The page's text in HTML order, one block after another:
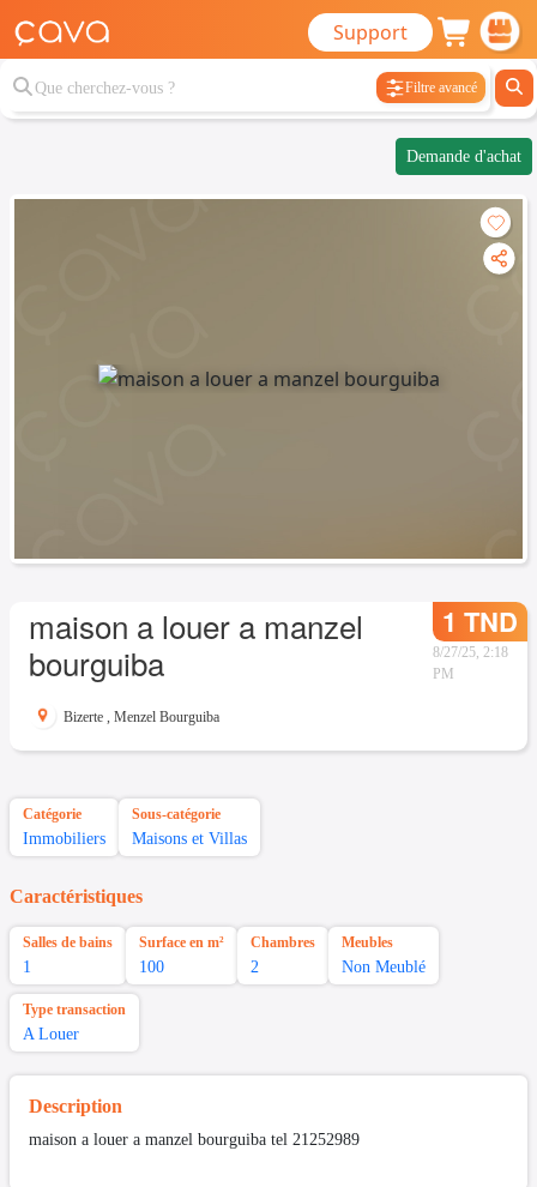
Support
Filtre avancé
Demande d'achat
maison a louer a manzel
bourguiba
1 TND
8/27/25, 2:18
PM
Bizerte , Menzel Bourguiba
Catégorie
Immobiliers
Sous-catégorie
Maisons et Villas
Caractéristiques
Salles de bains
1
Surface en m²
100
Chambres
2
Meubles
Non Meublé
Type transaction
A Louer
Description
maison a louer a manzel bourguiba tel 21252989